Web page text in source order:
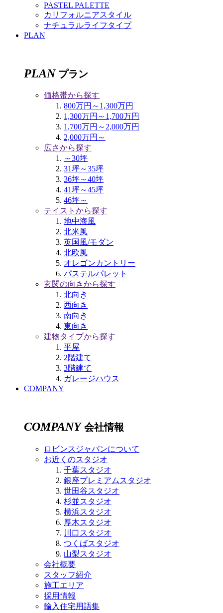
PASTEL PALETTE
カリフォルニアスタイル
ナチュラルライフタイプ
PLAN
PLAN プラン
価格帯から探す
800万円～1,300万円
1,300万円～1,700万円
1,700万円～2,000万円
2,000万円～
広さから探す
～30坪
31坪～35坪
36坪～40坪
41坪～45坪
46坪～
テイストから探す
地中海風
北米風
英国風/モダン
北欧風
オレゴンカントリー
パステルパレット
玄関の向きから探す
北向き
西向き
南向き
東向き
建物タイプから探す
平屋
2階建て
3階建て
ガレージハウス
COMPANY
COMPANY 会社情報
ロビンスジャパンについて
お近くのスタジオ
千葉スタジオ
銀座プレミアムスタジオ
世田谷スタジオ
杉並スタジオ
横浜スタジオ
厚木スタジオ
川口スタジオ
つくばスタジオ
山梨スタジオ
会社概要
スタッフ紹介
施工エリア
採用情報
輸入住宅用語集